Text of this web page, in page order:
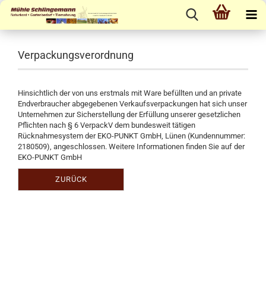
Verpackungsverordnung
Hinsichtlich der von uns erstmals mit Ware befüllten und an private
Endverbraucher abgegebenen Verkaufsverpackungen hat sich unser
Unternehmen zur Sicherstellung der Erfüllung unserer gesetzlichen
Pflichten nach § 6 VerpackV dem bundesweit tätigen
Rücknahmesystem der EKO-PUNKT GmbH, Lünen (Kundennummer:
2180509), angeschlossen. Weitere Informationen finden Sie auf der
EKO-PUNKT GmbH
ZURÜCK